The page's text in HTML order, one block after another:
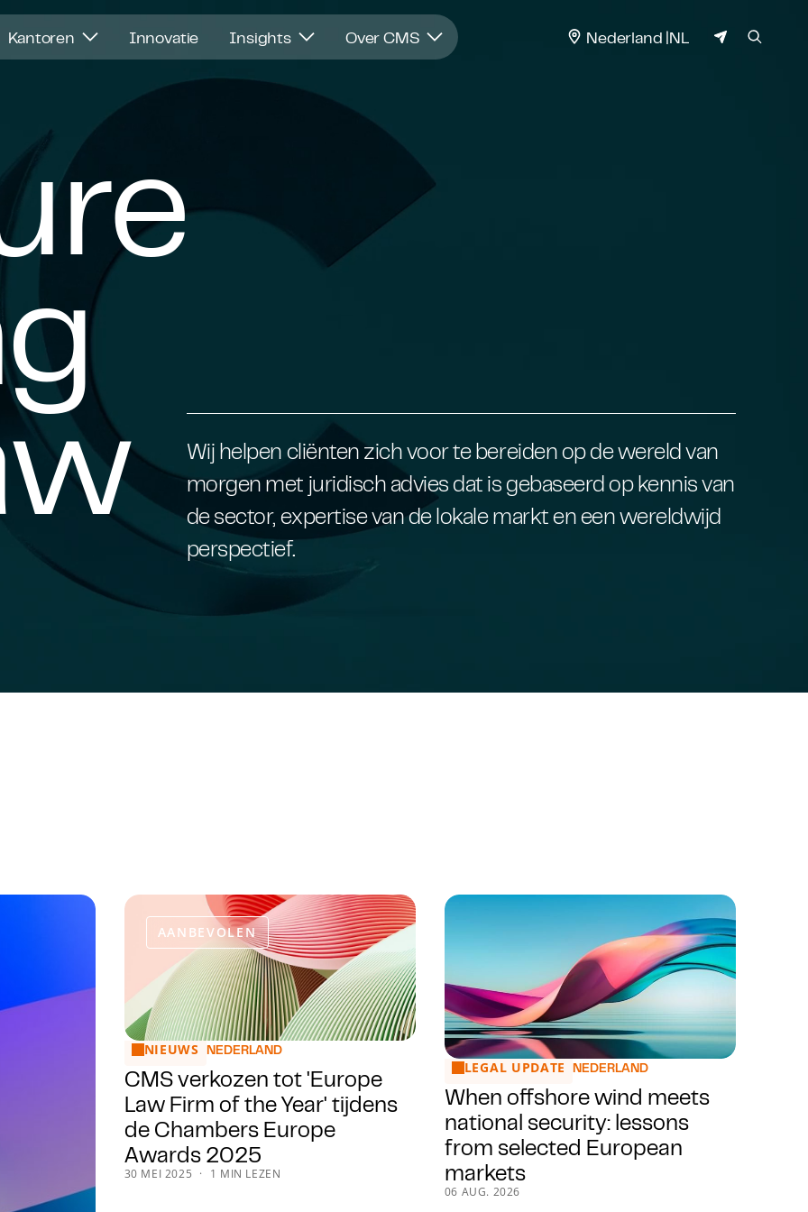
Kantoren Innovatie Insights Over CMS JURISDICTIE
Nederland NL
Wij helpen cliënten zich voor te bereiden op de wereld van
morgen met juridisch advies dat is gebaseerd op kennis van
de sector, expertise van de lokale markt en een wereldwijd
perspectief.
AANBEVOLEN
CMS verkozen tot 'Europe Law Firm of the Year' tijdens de Chambers Europe Awards 2025
NIEUWS NEDERLAND
CMS verkozen tot 'Europe
Law Firm of the Year' tijdens
de Chambers Europe
Awards 2025
30 MEI 2025 1 MIN LEZEN
When offshore wind meets national security: lessons
LEGAL UPDATE NEDERLAND
When offshore wind meets
national security: lessons
from selected European
markets
06 AUG. 2026